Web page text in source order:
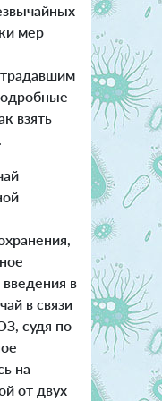
мер
взять
в
в связи
судя по
на
от двух